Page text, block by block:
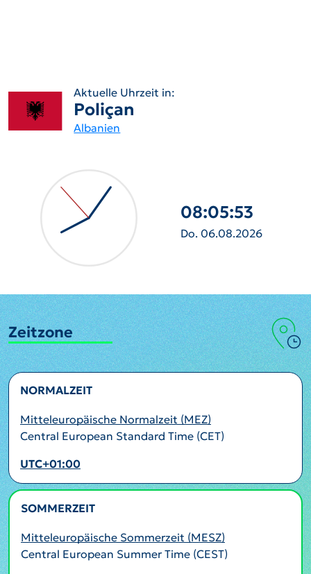
Aktuelle Uhrzeit in:
Poliçan
Albanien
08:05:54
Do. 06.08.2026
Zeitzone
NORMALZEIT
Mitteleuropäische Normalzeit (MEZ)
Central European Standard Time (CET)
UTC+01:00
SOMMERZEIT
Mitteleuropäische Sommerzeit (MESZ)
Central European Summer Time (CEST)